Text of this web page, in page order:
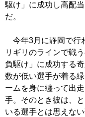
駆け」に成功し高配
だ。
今年3月に静岡で行
リギリのラインで戦
負駆け」に成功する
数が低い選手が着る
ームを身に纏って出
手。そのとき彼は、
いる選手とは思えな